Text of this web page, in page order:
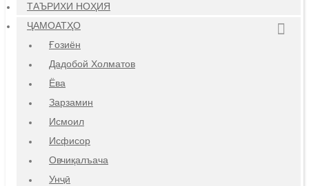
ТАЪРИХИ НОҲИЯ
ҶАМОАТҲО
Ғозиён
Дадобой Холматов
Ёва
Зарзамин
Исмоил
Исфисор
Овчиқалъача
Унҷӣ